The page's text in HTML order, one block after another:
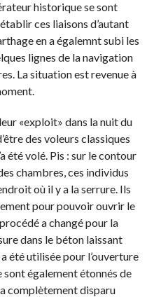
historique se sont
ces liaisons d’autant
en a égalemnt subi les
lignes de la navigation
La situation est revenue à
«exploit» dans la nuit du
des voleurs classiques
été volé. Pis : sur le contour
chambres, ces individus
où il y a la serrure. Ils
pour pouvoir ouvrir le
a changé pour la
dans le béton laissant
été utilisée pour l’ouverture
sont également étonnés de
complètement disparu